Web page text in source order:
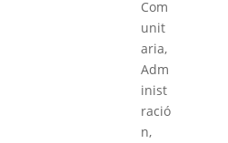
Com
unit
aria,
Adm
inist
ració
n,